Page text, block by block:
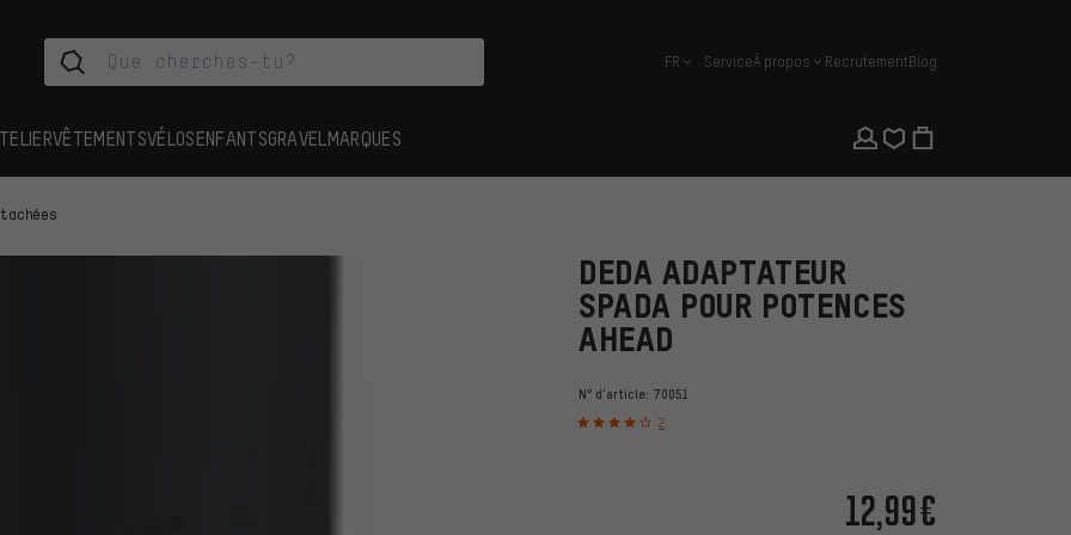
français
FR ServiceÀ propos RecrutementBlog
VÊTEMENTSVÉLOSENFANTSGRAVEL MARQUES
DEDA ADAPTATEUR
SPADA POUR POTENCES
AHEAD
N° d'article: 70051
2
12,99€